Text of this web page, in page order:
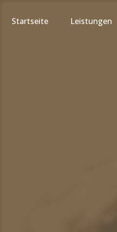
Startseite Leistungen